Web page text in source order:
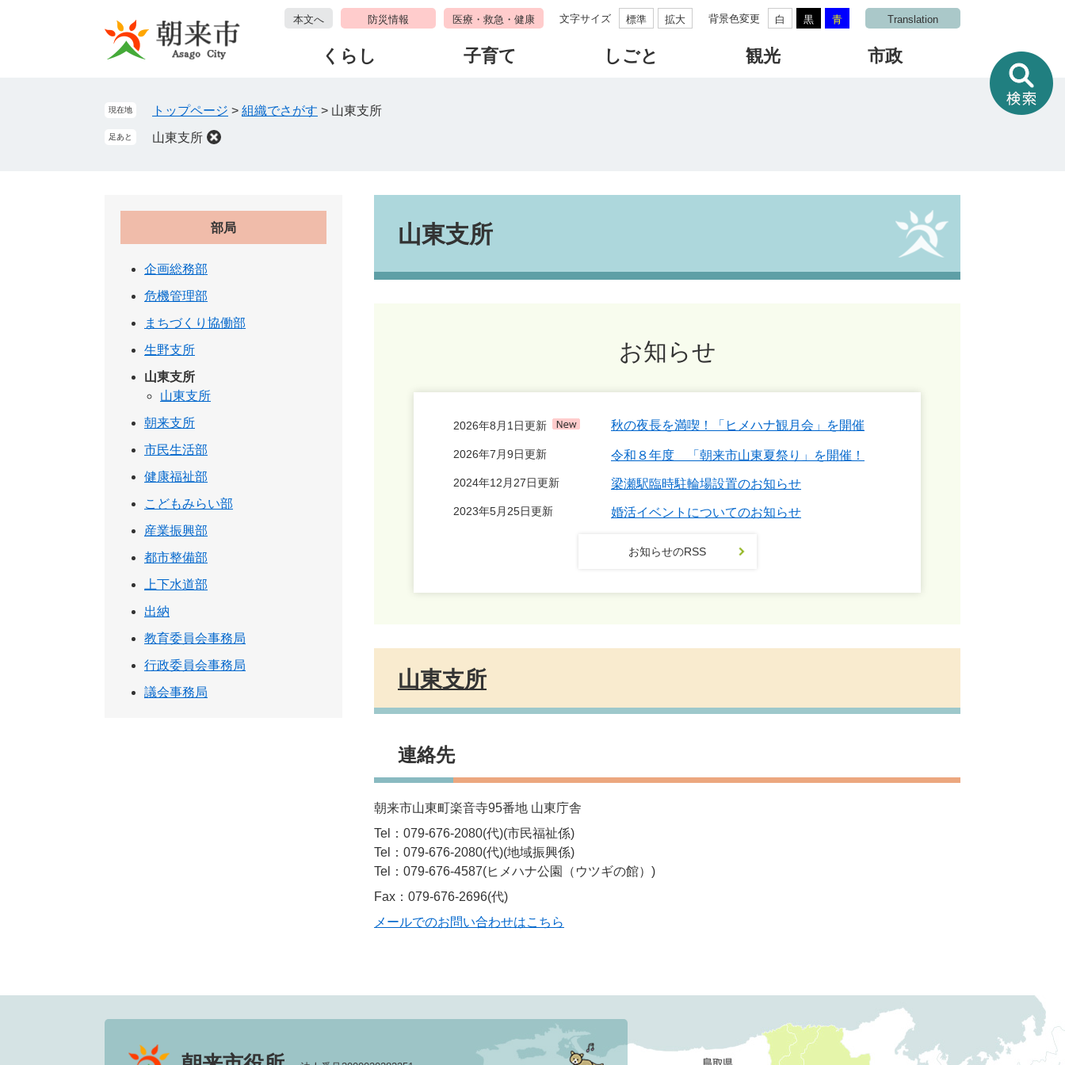
本文へ 防災情報 医療・救急・健康 文字サイズ 標準 拡大 背景色変更 白 黒 青 Translation
くらし 子育て しごと 観光 市政
情
報
を
現在地 トップページ > 組織でさがす > 山東支所
足あと 山東支所
山東支所
お知らせ
2026年8月1日更新 秋の夜長を満喫！「ヒメハナ観月会」を開催
2026年7月9日更新 令和８年度 「朝来市山東夏祭り」を開催！
2024年12月27日更新 梁瀬駅臨時駐輪場設置のお知らせ
2023年5月25日更新 婚活イベントについてのお知らせ
お知らせのRSS
山東支所
連絡先
朝来市山東町楽音寺95番地 山東庁舎
Tel：079-676-2080(代) 市民福祉係
Tel：079-676-2080(代) 地域振興係
Tel：079-676-4587 ヒメハナ公園（ウツギの館）
Fax：079-676-2696(代)
メールでのお問い合わせはこちら
部局
企画総務部
危機管理部
まちづくり協働部
生野支所
山東支所
山東支所
朝来支所
市民生活部
健康福祉部
こどもみらい部
産業振興部
都市整備部
上下水道部
出納
教育委員会事務局
行政委員会事務局
議会事務局